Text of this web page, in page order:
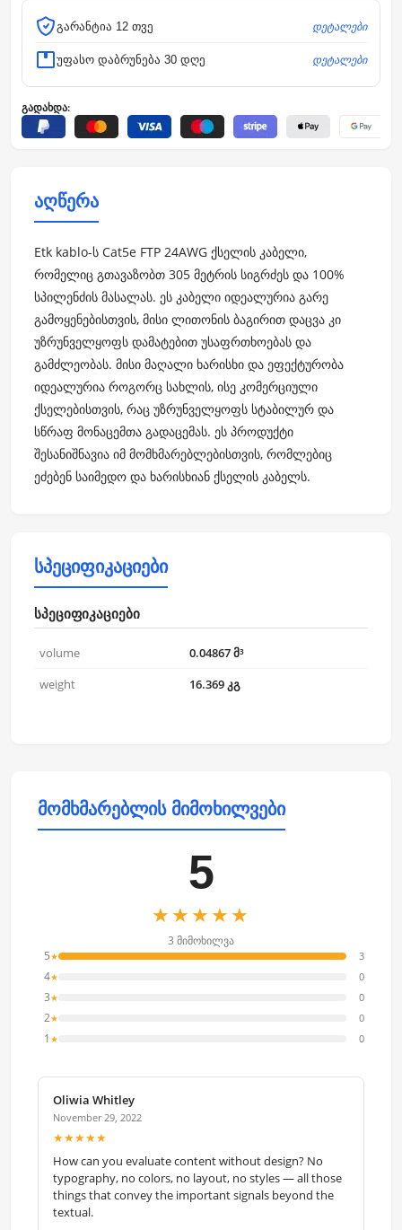
გარანტია 12 თვე დეტალები
უფასო დაბრუნება 30 დღე დეტალები
გადახდა:
აღწერა
Etk kablo-ს Cat5e FTP 24AWG ქსელის კაბელი,
რომელიც გთავაზობთ 305 მეტრის სიგრძეს და 100%
სპილენძის მასალას. ეს კაბელი იდეალურია გარე
გამოყენებისთვის, მისი ლითონის ბაგირით დაცვა კი
უზრუნველყოფს დამატებით უსაფრთხოებას და
გამძლეობას. მისი მაღალი ხარისხი და ეფექტურობა
იდეალურია როგორც სახლის, ისე კომერციული
ქსელებისთვის, რაც უზრუნველყოფს სტაბილურ და
სწრაფ მონაცემთა გადაცემას. ეს პროდუქტი
შესანიშნავია იმ მომხმარებლებისთვის, რომლებიც
ეძებენ საიმედო და ხარისხიან ქსელის კაბელს.
სპეციფიკაციები
სპეციფიკაციები
volume
0.04867 მ³
weight
16.369 კგ
მომხმარებლის მიმოხილვები
5
★★★★★
3 მიმოხილვა
5★ 3
4★ 0
3★ 0
2★ 0
1 ★ 0
Oliwia Whitley
November 29, 2022
★★★★★
How can you evaluate content without design? No
typography, no colors, no layout, no styles — all those
things that convey the important signals beyond the
textual.